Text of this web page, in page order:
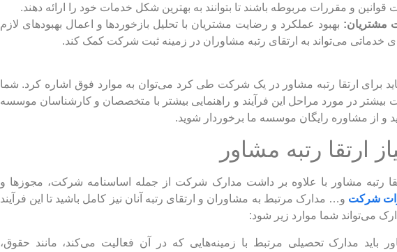
قوانین و مقررات مربوطه باشند تا بتوانند به بهترین شکل خدمات خود را ارائه دهند.
مشتریان: بهبود عملکرد و رضایت مشتریان با تحلیل بازخوردها و اعمال بهبودهای لازم
خدماتی می‌تواند به ارتقای رتبه مشاوران در زمینه ثبت شرکت کمک کند.
برای ارتقا رتبه مشاور در یک شرکت طی کرد می‌توان به موارد فوق اشاره کرد. شما
بیشتر در مورد مراحل این فرآیند و راهنمایی بیشتر با متخصصان و کارشناسان موسسه
و از مشاوره رایگان موسسه ما برخوردار شوید.
ارتقا رتبه مشاور
رتبه مشاور با علاوه بر داشت مدارک شرکت از جمله اساسنامه شرکت، مجوزها و
شرکت و… مدارک مرتبط به مشاوران و ارتقای رتبه آنان نیز کامل باشید تا این فرآیند
می‌تواند شما موارد زیر شود:
باید مدارک تحصیلی مرتبط با زمینه‌هایی که در آن فعالیت می‌کند، مانند حقوق،